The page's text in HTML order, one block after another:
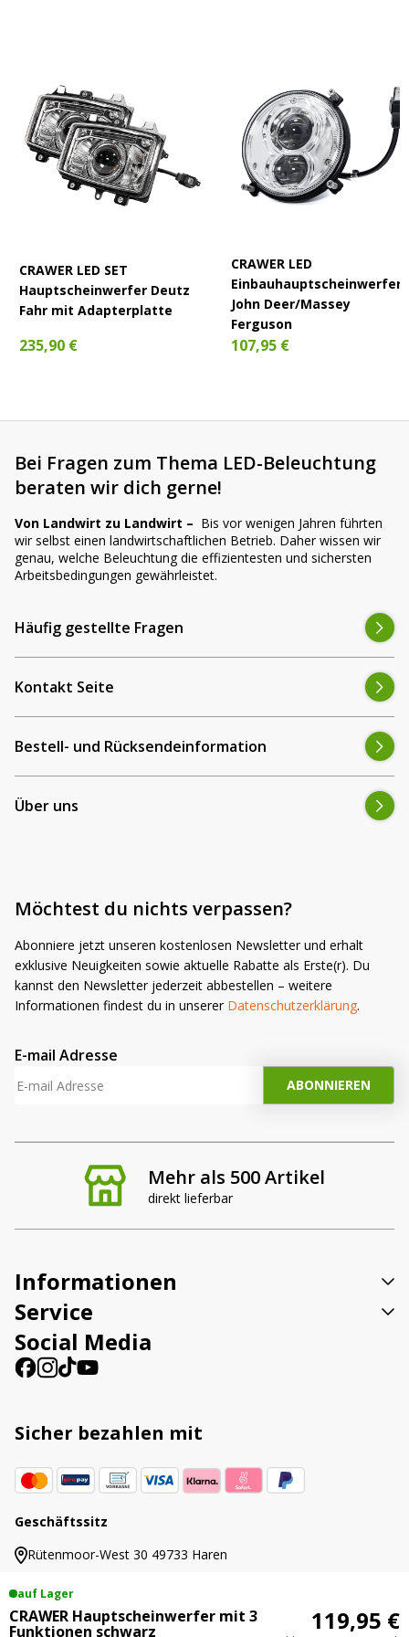
auf Lager
CRAWER Hauptscheinwerfer mit 3
Funktionen schwarz 119,95 €
CRAWER LED SET
Hauptscheinwerfer Deutz
Fahr mit Adapterplatte
235,90 €
CRAWER LED
Einbauhauptscheinwerfer
John Deer/Massey
Ferguson
107,95 €
Mehr als 500 Artikel
direkt lieferbar
Bei Fragen zum Thema LED-Beleuchtung
beraten wir dich gerne!
Von Landwirt zu Landwirt – Bis vor wenigen Jahren führten
wir selbst einen landwirtschaftlichen Betrieb. Daher wissen wir
genau, welche Beleuchtung die effizientesten und sichersten
Arbeitsbedingungen gewährleistet.
Häufig gestellte Fragen
Kontakt Seite
Bestell- und Rücksendeinformation
Über uns
Möchtest du nichts verpassen?
Abonniere jetzt unseren kostenlosen Newsletter und erhalt
exklusive Neuigkeiten sowie aktuelle Rabatte als Erste(r). Du
kannst den Newsletter jederzeit abbestellen – weitere
Informationen findest du in unserer Datenschutzerklärung.
E-mail Adresse
Informationen
Service
Social Media
Sicher bezahlen mit
Geschäftssitz
Rütenmoor-West 30 49733 Haren